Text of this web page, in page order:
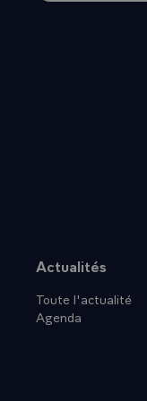
Plan du site
Actualités
Toute l'actualité
Agenda